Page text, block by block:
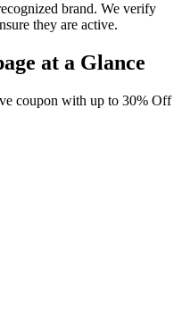
brand. We verify
they are active.
at a Glance
coupon with up to 30% Off